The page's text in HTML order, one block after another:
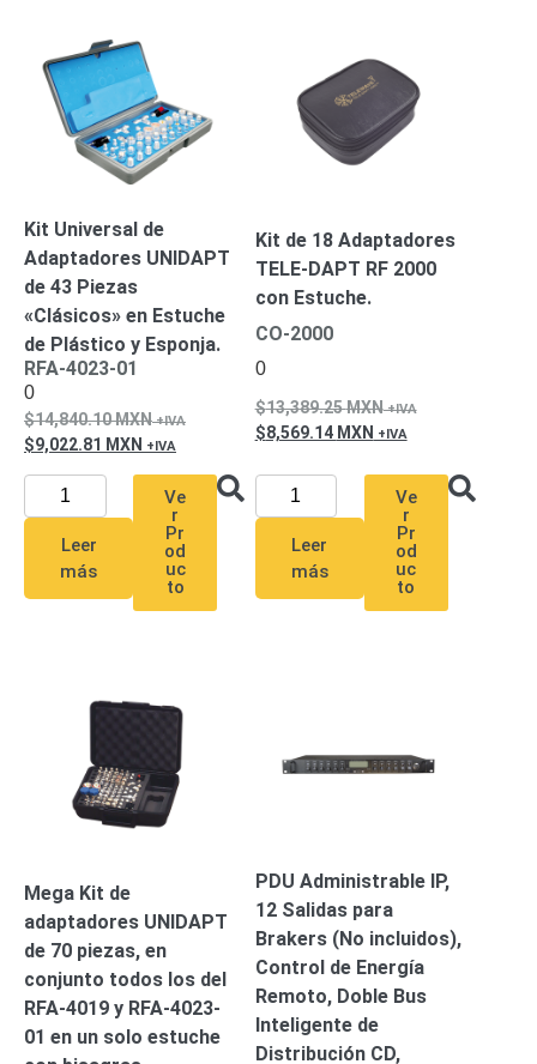
-
PinholePTZ
Videograbadoras
Analógicas
- TurboHD
TVI / AHD
Drones,
Robots e
Industrial
Energía
de
ParedBaterías
Fuentes
AlimentaciónFuentes
Alimentación
con
RespaldoInyectores
EnergíaPoE
Alcance
UPS
- No Break
Kits-
Sistemas
IP
MegapixelTurboHD
de 4
CanalesTurboHD
de 8
Canales
Monitores
Kit Universal de
Adaptadores UNIDAPT
de 43 Piezas
«Clásicos» en Estuche
de Plástico y Esponja.
RFA-4023-01
0
14,840.10MXN
9,022.81 MXN
Leer
más
Ve
r
Pr
od
uc
to
Kit de 18 Adaptadores
TELE-DAPT RF 2000
con Estuche.
CO-2000
0
13,389.25MXN
8,569.14 MXN
Leer
más
Ve
r
Pr
od
uc
to
Mega Kit de
adaptadores UNIDAPT
de 70 piezas, en
conjunto todos los del
RFA-4019 y RFA-4023-
01 en un solo estuche
PDU Administrable IP,
12 Salidas para
Brakers (No incluidos),
Control de Energía
Remoto, Doble Bus
Inteligente de
Distribución CD,